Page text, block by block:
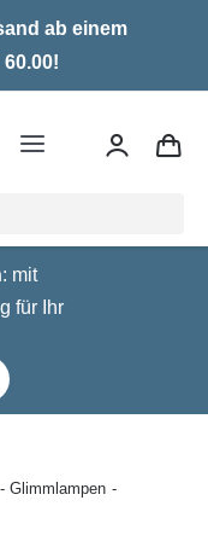
ab einem
Toggle
: mit
für Ihr
Glimmlampen